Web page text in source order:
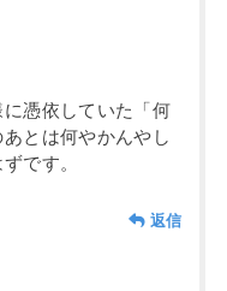
憑依していた「何
とは何やかんやし
です。
返信